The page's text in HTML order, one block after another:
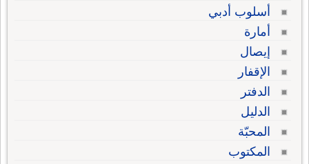
أسلوب أدبي
أمارة
إيصال
الإقفار
الدفتر
الدليل
المحبّة
المكتوب